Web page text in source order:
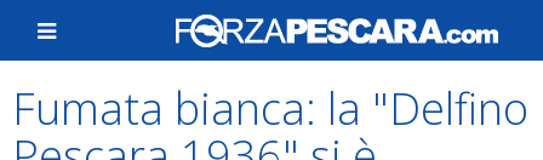
Fumata bianca: la "Delfino